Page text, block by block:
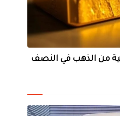
من الذهب في النصف